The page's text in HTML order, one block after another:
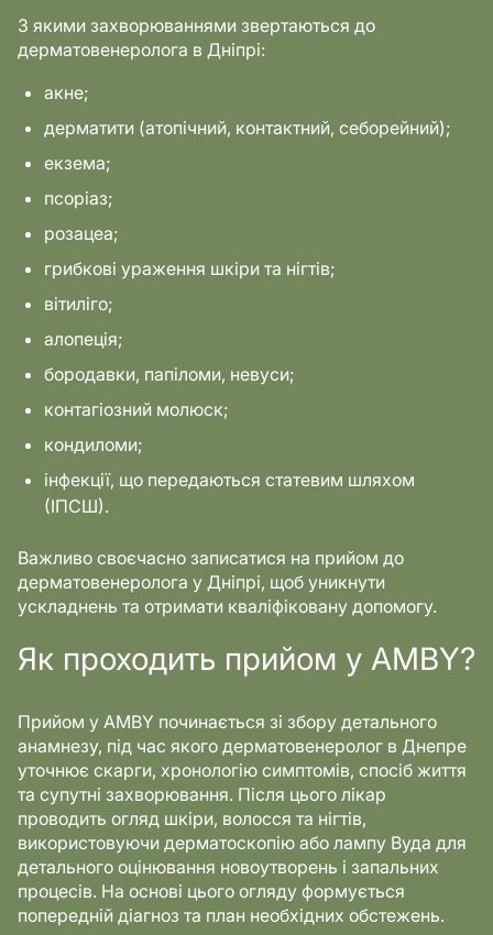
З якими захворюваннями звертаються до
дерматовенеролога в Дніпрі:
акне;
дерматити (атопічний, контактний, себорейний);
екзема;
псоріаз;
розацеа;
грибкові ураження шкіри та нігтів;
вітиліго;
алопеція;
бородавки, папіломи, невуси;
контагіозний молюск;
кондиломи;
інфекції, що передаються статевим шляхом
(ІПСШ).
Важливо своєчасно записатися на прийом до
дерматовенеролога у Дніпрі, щоб уникнути
ускладнень та отримати кваліфіковану допомогу.
Як проходить прийом у AMBY?
Прийом у AMBY починається зі збору детального
анамнезу, під час якого дерматовенеролог в Днепре
уточнює скарги, хронологію симптомів, спосіб життя
та супутні захворювання. Після цього лікар
проводить огляд шкіри, волосся та нігтів,
використовуючи дерматоскопію або лампу Вуда для
детального оцінювання новоутворень і запальних
процесів. На основі цього огляду формується
попередній діагноз та план необхідних обстежень.